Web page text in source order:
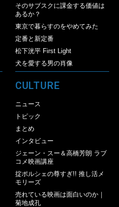
そのサブスクに課金する価値は
あるか？
東京で暮らすのをやめてみた
定番と新定番
松下洸平 First Light
犬を愛する男の肖像
CULTURE
ニュース
トピック
まとめ
インタビュー
ジェーン・スー＆高橋芳朗 ラブ
コメ映画講座
掟ポルシェの尊すぎ!! 推し活メ
モリーズ
売れている映画は面白いのか｜
菊地成孔